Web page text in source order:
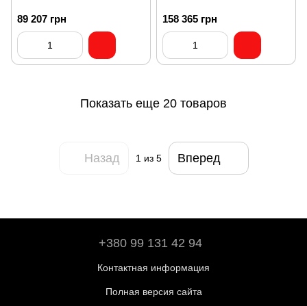
89 207 грн 158 365 грн
Показать еще 20 товаров
Назад 1 из 5 Вперед
+380 99 131 42 94
Контактная информация
Полная версия сайта